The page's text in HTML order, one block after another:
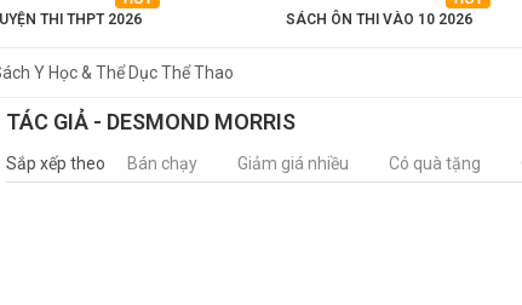
THI THPT 2026 SÁCH ÔN THI VÀO 10 2026
Y Học & Thể Dục Thể Thao
TÁC GIẢ - DESMOND MORRIS
Sắp xếp theo Bán chạy Giảm giá nhiều Có quà tặng